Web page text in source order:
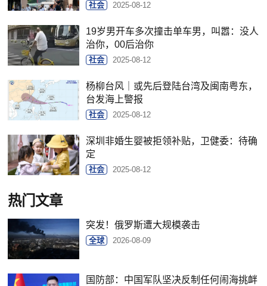
社会 2025-08-12
19岁男开车多次撞击单车男，叫嚣：没人
治你，00后治你
社会 2025-08-12
杨柳台风｜或先后登陆台湾及闽南粤东，
台发海上警报
社会 2025-08-12
深圳非婚生婴被拒领补贴，卫健委：待确
定
社会 2025-08-12
热门文章
突发！俄罗斯遭大规模袭击
全球 2026-08-09
国防部：中国军队坚决反制任何闹海挑衅